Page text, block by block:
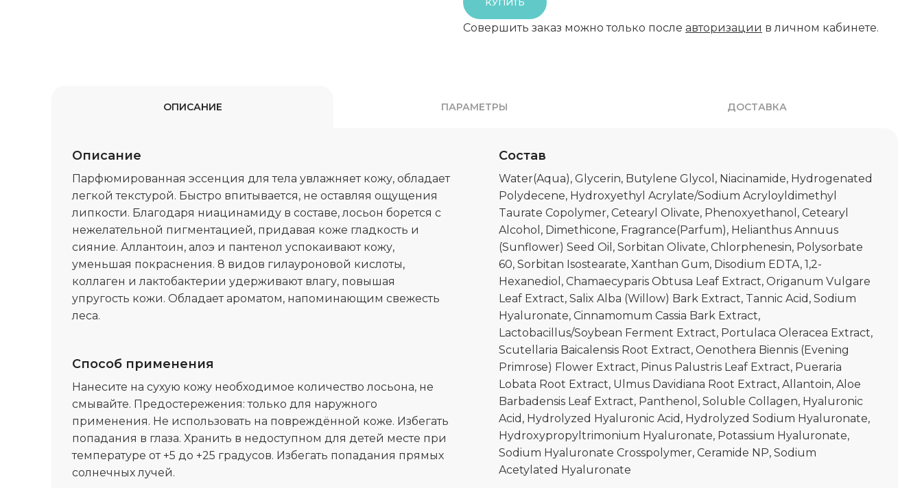
Совершить заказ можно только после авторизации в личном кабинете.
ОПИСАНИЕ ПАРАМЕТРЫ ДОСТАВКА
Описание
Парфюмированная эссенция для тела увлажняет кожу, обладает
легкой текстурой. Быстро впитывается, не оставляя ощущения
липкости. Благодаря ниацинамиду в составе, лосьон борется с
нежелательной пигментацией, придавая коже гладкость и
сияние. Аллантоин, алоэ и пантенол успокаивают кожу,
уменьшая покраснения. 8 видов гилауроновой кислоты,
коллаген и лактобактерии удерживают влагу, повышая
упругость кожи. Обладает ароматом, напоминающим свежесть
леса.
Способ применения
Нанесите на сухую кожу необходимое количество лосьона, не
смывайте. Предостережения: только для наружного
применения. Не использовать на повреждённой коже. Избегать
попадания в глаза. Хранить в недоступном для детей месте при
температуре от +5 до +25 градусов. Избегать попадания прямых
солнечных лучей.
Состав
Water(Aqua), Glycerin, Butylene Glycol, Niacinamide, Hydrogenated
Polydecene, Hydroxyethyl Acrylate/Sodium Acryloyldimethyl
Taurate Copolymer, Cetearyl Olivate, Phenoxyethanol, Cetearyl
Alcohol, Dimethicone, Fragrance(Parfum), Helianthus Annuus
(Sunflower) Seed Oil, Sorbitan Olivate, Chlorphenesin, Polysorbate
60, Sorbitan Isostearate, Xanthan Gum, Disodium EDTA, 1,2-
Hexanediol, Chamaecyparis Obtusa Leaf Extract, Origanum Vulgare
Leaf Extract, Salix Alba (Willow) Bark Extract, Tannic Acid, Sodium
Hyaluronate, Cinnamomum Cassia Bark Extract,
Lactobacillus/Soybean Ferment Extract, Portulaca Oleracea Extract,
Scutellaria Baicalensis Root Extract, Oenothera Biennis (Evening
Primrose) Flower Extract, Pinus Palustris Leaf Extract, Pueraria
Lobata Root Extract, Ulmus Davidiana Root Extract, Allantoin, Aloe
Barbadensis Leaf Extract, Panthenol, Soluble Collagen, Hyaluronic
Acid, Hydrolyzed Hyaluronic Acid, Hydrolyzed Sodium Hyaluronate,
Hydroxypropyltrimonium Hyaluronate, Potassium Hyaluronate,
Sodium Hyaluronate Crosspolymer, Ceramide NP, Sodium
Acetylated Hyaluronate